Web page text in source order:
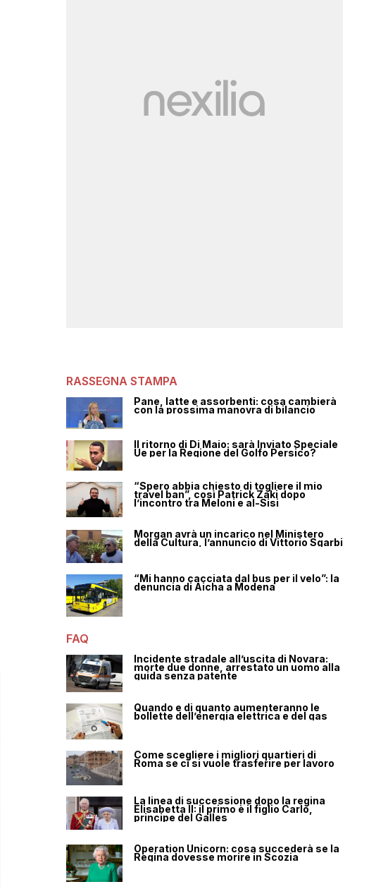
RASSEGNA STAMPA
Pane, latte e assorbenti: cosa cambierà
con la prossima manovra di bilancio
Il ritorno di Di Maio: sarà Inviato Speciale
Ue per la Regione del Golfo Persico?
“Spero abbia chiesto di togliere il mio
travel ban”, così Patrick Zaki dopo
l’incontro tra Meloni e al-Sisi
Morgan avrà un incarico nel Ministero
della Cultura, l’annuncio di Vittorio Sgarbi
“Mi hanno cacciata dal bus per il velo”: la
denuncia di Aicha a Modena
FAQ
Incidente stradale all’uscita di Novara:
morte due donne, arrestato un uomo alla
guida senza patente
Quando e di quanto aumenteranno le
bollette dell’energia elettrica e del gas
Come scegliere i migliori quartieri di
Roma se ci si vuole trasferire per lavoro
La linea di successione dopo la regina
Elisabetta II: il primo è il figlio Carlo,
principe del Galles
Operation Unicorn: cosa succederà se la
Regina dovesse morire in Scozia